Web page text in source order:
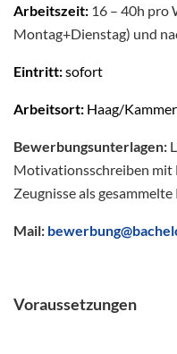
Arbeitszeit: 16 – 40h pro
Montag+Dienstag) und
Eintritt:sofort
Arbeitsort: Haag/
Bewerbungsunterlagen:
Motivationsschreiben mit
Zeugnisse als
Mail:
Voraussetzungen